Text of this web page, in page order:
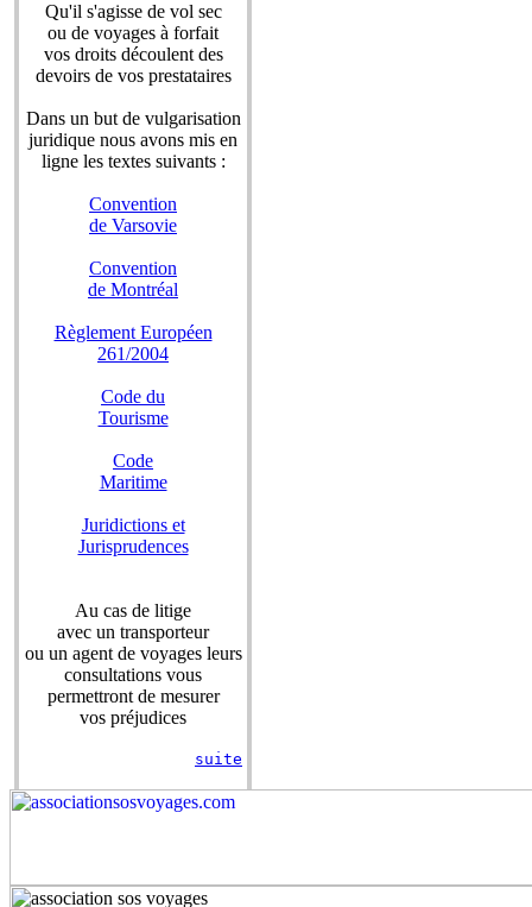
Qu'il s'agisse de vol sec
ou de voyages à forfait
vos droits découlent des
devoirs de vos prestataires
Dans un but de vulgarisation
juridique nous avons mis en
ligne les textes suivants :
Convention
de Varsovie
Convention
de Montréal
Règlement Européen
261/2004
Code du
Tourisme
Code
Maritime
Juridictions et
Jurisprudences
Au cas de litige
avec un transporteur
ou un agent de voyages leurs
consultations vous
permettront de mesurer
vos préjudices
suite